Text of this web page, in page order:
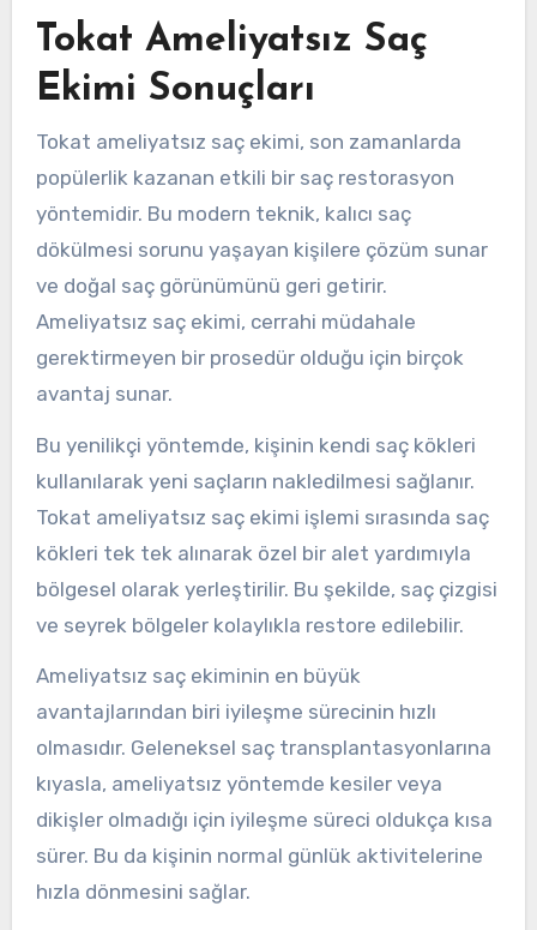
Tokat Ameliyatsız Saç
Ekimi Sonuçları
Tokat ameliyatsız saç ekimi, son zamanlarda
popülerlik kazanan etkili bir saç restorasyon
yöntemidir. Bu modern teknik, kalıcı saç
dökülmesi sorunu yaşayan kişilere çözüm sunar
ve doğal saç görünümünü geri getirir.
Ameliyatsız saç ekimi, cerrahi müdahale
gerektirmeyen bir prosedür olduğu için birçok
avantaj sunar.
Bu yenilikçi yöntemde, kişinin kendi saç kökleri
kullanılarak yeni saçların nakledilmesi sağlanır.
Tokat ameliyatsız saç ekimi işlemi sırasında saç
kökleri tek tek alınarak özel bir alet yardımıyla
bölgesel olarak yerleştirilir. Bu şekilde, saç çizgisi
ve seyrek bölgeler kolaylıkla restore edilebilir.
Ameliyatsız saç ekiminin en büyük
avantajlarından biri iyileşme sürecinin hızlı
olmasıdır. Geleneksel saç transplantasyonlarına
kıyasla, ameliyatsız yöntemde kesiler veya
dikişler olmadığı için iyileşme süreci oldukça kısa
sürer. Bu da kişinin normal günlük aktivitelerine
hızla dönmesini sağlar.